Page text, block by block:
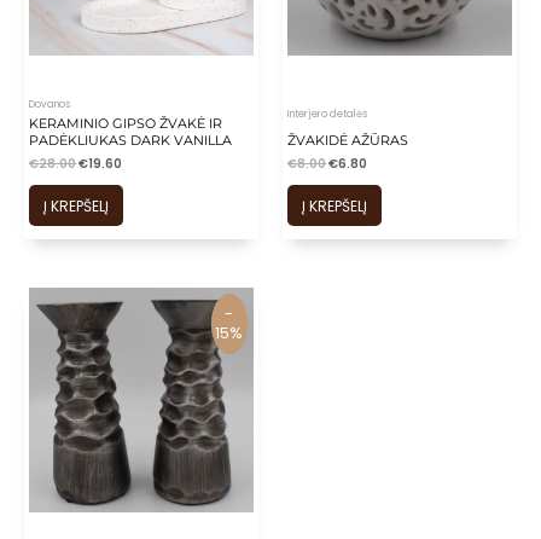
Dovanos
KERAMINIO GIPSO ŽVAKĖ IR
PADĖKLIUKAS DARK VANILLA
€28.00€19.60
Į KREPŠELĮ
Interjero detalės
ŽVAKIDĖ AŽŪRAS
€8.00€6.80
Į KREPŠELĮ
-
15%
-
15%